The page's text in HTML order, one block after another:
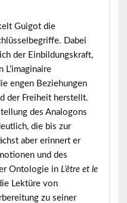
Guigot die
Dabei
der Einbildungskraft,
engen Beziehungen
der Freiheit herstellt.
des Analogons
die bis zur
aber erinnert er
und des
Ontologie in L’être et le
Lektüre von
zu seiner